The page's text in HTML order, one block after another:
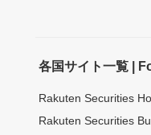
各国サイト一覧 |
Rakuten Securities
Rakuten Securities